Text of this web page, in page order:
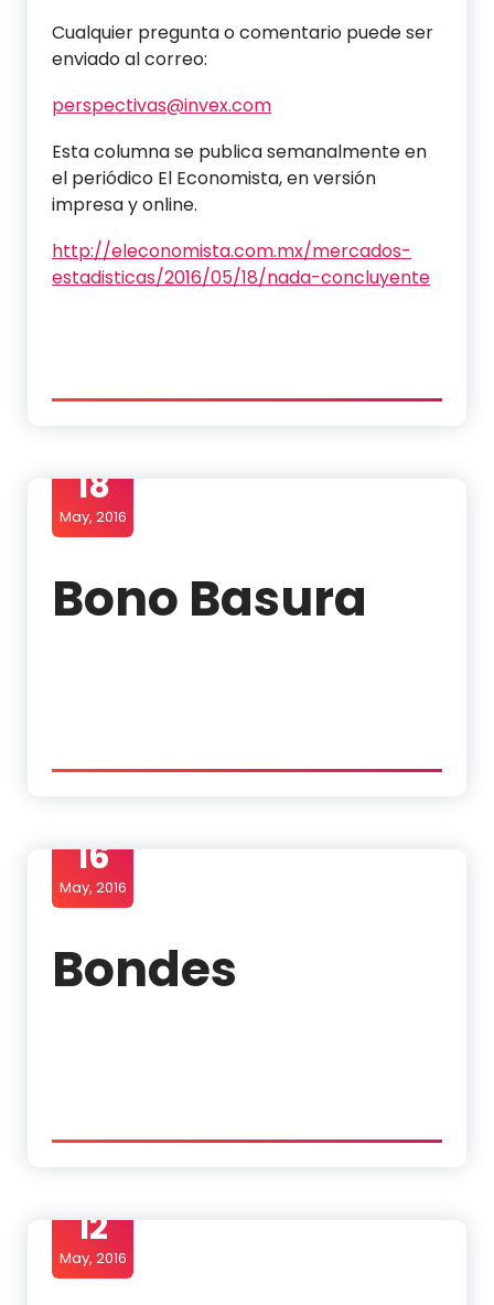
Cualquier pregunta o comentario puede ser
enviado al correo:
perspectivas@invex.com
Esta columna se publica semanalmente en
el periódico El Economista, en versión
impresa y online.
http://eleconomista.com.mx/mercados-
estadisticas/2016/05/18/nada-concluyente
18
May, 2016
Bono Basura
16
May, 2016
Bondes
12
May, 2016